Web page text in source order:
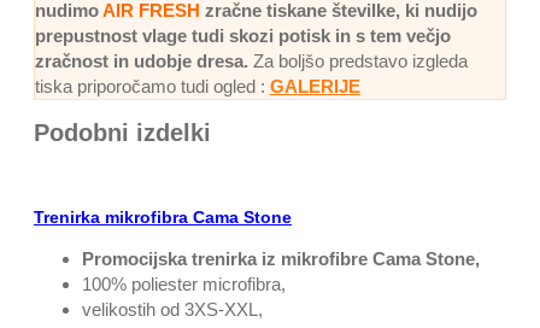
nudimoAIR FRESH zračne tiskane številke, ki nudijo
prepustnost vlage tudi skozi potisk in s tem večjo
zračnost in udobje dresa. Za boljšo predstavo izgleda
tiska priporočamo tudi ogled : GALERIJE
Podobni izdelki
Trenirka mikrofibra Cama Stone
Promocijska trenirka iz mikrofibre Cama Stone,
100% poliester microfibra,
velikostih od 3XS-XXL,